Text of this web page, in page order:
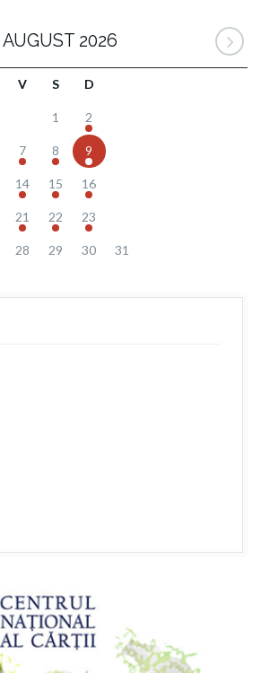
AUGUST 2026
V S D
1 2
7 8 9
14 15 16
21 22 23
28 29 30 31